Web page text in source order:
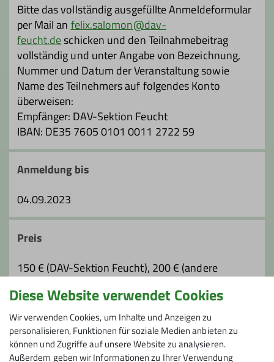
Bitte das vollständig ausgefüllte Anmeldeformular
per Mail an felix.salomon@dav-
feucht.deschicken und den Teilnahmebeitrag
vollständig und unter Angabe von Bezeichnung,
Nummer und Datum der Veranstaltung sowie
Name des Teilnehmers auf folgendes Konto
überweisen:
Empfänger: DAV-Sektion Feucht
IBAN: DE35 7605 0101 0011 2722 59
Anmeldung bis
04.09.2023
Preis
150 € (DAV-Sektion Feucht), 200 € (andere
Zusätzlich Unterkunft (Lager mit HP ca. 75 € pro
Nacht), Verpflegung, Seilbahn, Fahrtkosten.
Maximale Teilnehmeranzahl
Diese Website verwendet Cookies
Wir verwenden Cookies, um Inhalte und Anzeigen zu
personalisieren, Funktionen für soziale Medien anbieten zu
können und Zugriffe auf unsere Website zu analysieren.
Außerdem geben wir Informationen zu Ihrer Verwendung